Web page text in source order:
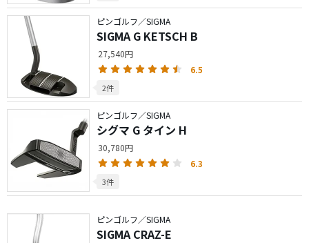
ピンゴルフ／SIGMA
SIGMA G KETSCH B
27,540円
6.5
2件
ピンゴルフ／SIGMA
シグマ G タイン H
30,780円
6.3
3件
ピンゴルフ／SIGMA
SIGMA CRAZ-E